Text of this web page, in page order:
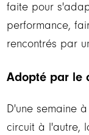
faite pour
performance,
rencontrés par
Adopté par le
D'une semaine
circuit à l'autre,